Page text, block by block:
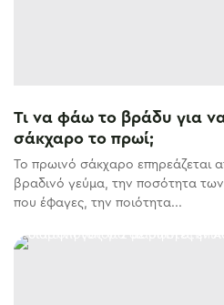
Τι να φάω το βράδυ για
σάκχαρο το πρωί;
Το πρωινό σάκχαρο επηρεάζεται
βραδινό γεύμα, την ποσότητα
που έφαγες, την ποιότητα...